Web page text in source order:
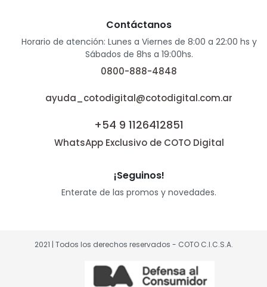
Contáctanos
Horario de atención: Lunes a Viernes de 8:00 a 22:00 hs y
Sábados de 8hs a 19:00hs.
0800-888-4848
ayuda_cotodigital@cotodigital.com.ar
+54 9 1126412851
WhatsApp Exclusivo de COTO Digital
¡Seguinos!
Enterate de las promos y novedades.
2021 | Todos los derechos reservados - COTO C.I.C.S.A.